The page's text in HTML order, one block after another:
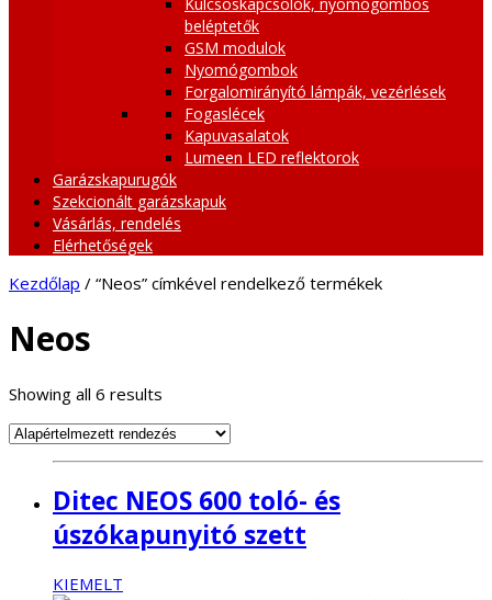
beléptetők
GSM modulok
Nyomógombok
Forgalomirányító lámpák, vezérlések
Fogaslécek
Kapuvasalatok
Lumeen LED reflektorok
Garázskapurugók
Szekcionált garázskapuk
Vásárlás, rendelés
Elérhetőségek
Kezdőlap / “Neos” címkével rendelkező termékek
Neos
Showing all 6 results
Ditec NEOS 600 toló- és
úszókapunyitó szett
KIEMELT